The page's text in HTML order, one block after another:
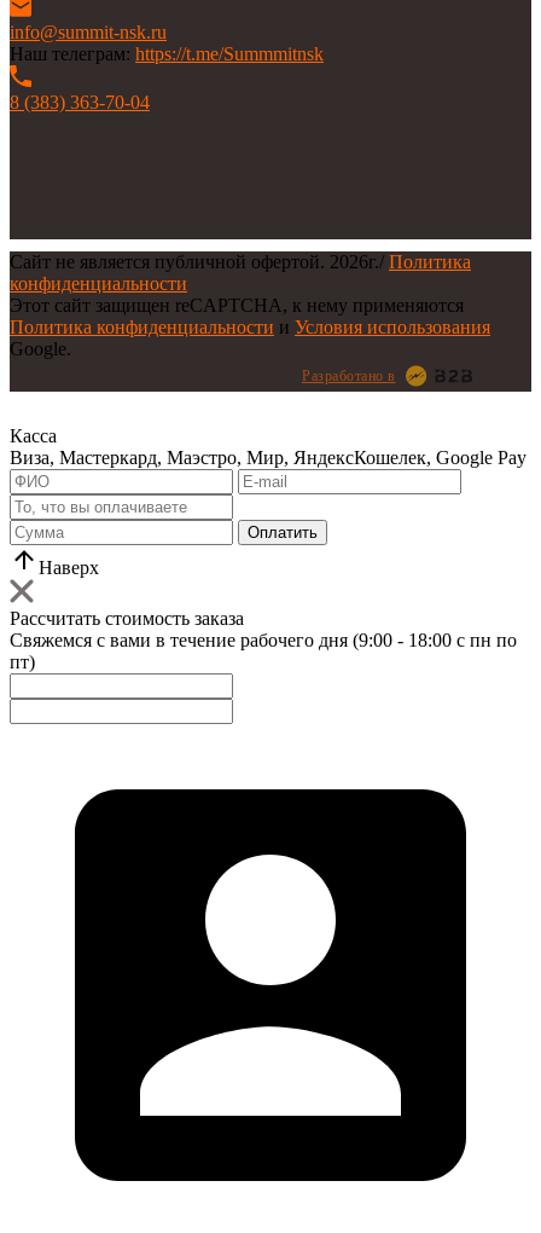
info@summit-nsk.ru
Наш телеграм: https://t.me/Summmitnsk
8 (383) 363-70-04
Сайт не является публичной офертой. 2026г./ Политика
конфиденциальности
Этот сайт защищен reCAPTCHA, к нему применяются
Политика конфиденциальности и Условия использования
Google.
Разработано в
Касса
Виза, Мастеркард, Маэстро, Мир, ЯндексКошелек, Google Pay
Оплатить
Наверх
Рассчитать стоимость заказа
Свяжемся с вами в течение рабочего дня (9:00 - 18:00 с пн по
пт)